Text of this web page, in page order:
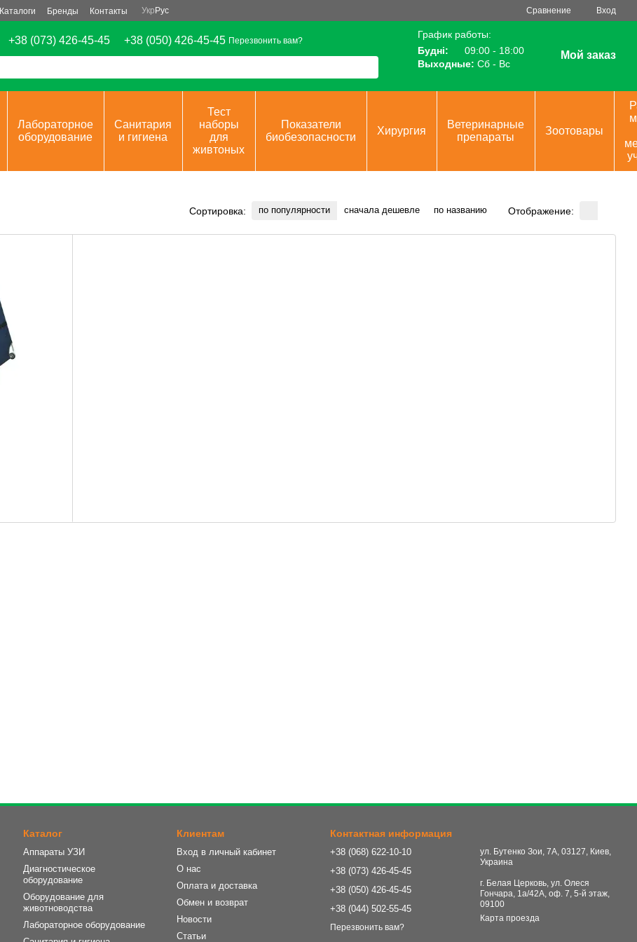
Каталоги Бренды Контакты Укр Рус Сравнение Вход
+38 (073) 426-45-45 +38 (050) 426-45-45 Перезвонить вам?
График работы:
Будні:
09:00 - 18:00
Выходные: Сб - Вс
Мой заказ
Лабораторное
оборудование
Санитария
и гигиена
Тест
наборы
для
живтоных
Показатели
биобезопасности
Хирургия
Ветеринарные
препараты
Зоотовары
Сортировка: по популярности сначала дешевле по названию Отображение:
Каталог
Аппараты УЗИ
Диагностическое
оборудование
Оборудование для
животноводства
Лабораторное оборудование
Клиентам
Вход в личный кабинет
О нас
Оплата и доставка
Обмен и возврат
Новости
Статьи
Контактная информация
+38 (068) 622-10-10
+38 (073) 426-45-45
+38 (050) 426-45-45
+38 (044) 502-55-45
Перезвонить вам?
ул. Бутенко Зои, 7А, 03127, Киев,
Украина
г. Белая Церковь, ул. Олеся
Гончара, 1а/42А, оф. 7, 5-й этаж,
09100
Карта проезда